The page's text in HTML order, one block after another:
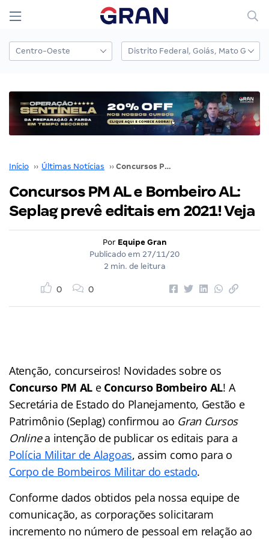
Início ›› Últimas Notícias ›› Concursos PM AL e Bombeiro AL: Seplag prevê editais em 2021! Veja
Concursos PM AL e Bombeiro AL:
Seplag prevê editais em 2021! Veja
Por Equipe Gran
Publicado em 27/11/20
2 min. de leitura
0 0
Atenção, concurseiros! Novidades sobre os
Concurso PM AL e Concurso Bombeiro AL! A
Secretária de Estado do Planejamento, Gestão e
Patrimônio (Seplag) confirmou ao Gran Cursos
Onlinea intenção de publicar os editais para a
Polícia Militar de Alagoas, assim como para o
Corpo de Bombeiros Militar do estado.
Conforme dados obtidos pela nossa equipe de
comunicação, as corporações solicitaram
incremento no número de pessoal em relação ao